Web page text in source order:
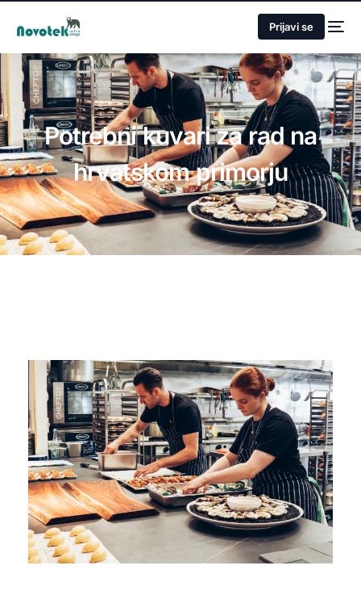
Prijavi se
Potrebni kuvari za rad na
hrvatskom primorju